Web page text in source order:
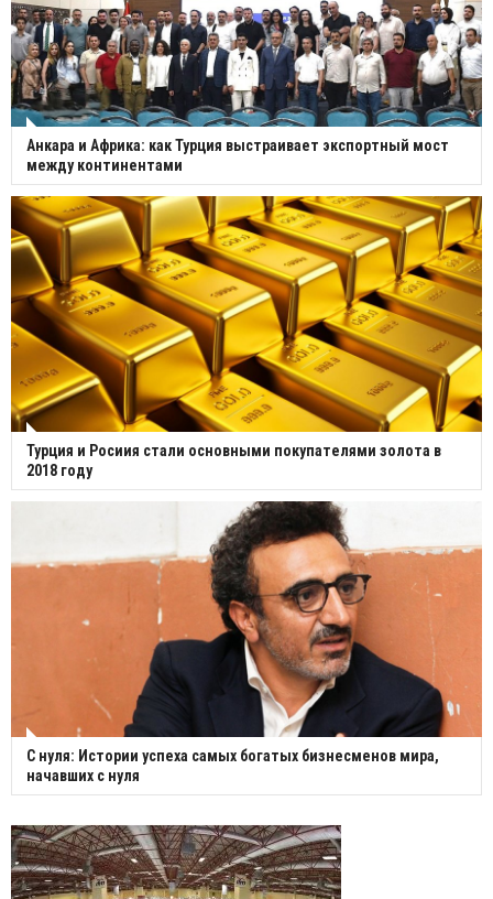
Анкара и Африка: как Турция выстраивает экспортный мост
между континентами
Турция и Росиия стали основными покупателями золота в
2018 году
С нуля: Истории успеха самых богатых бизнесменов мира,
начавших с нуля